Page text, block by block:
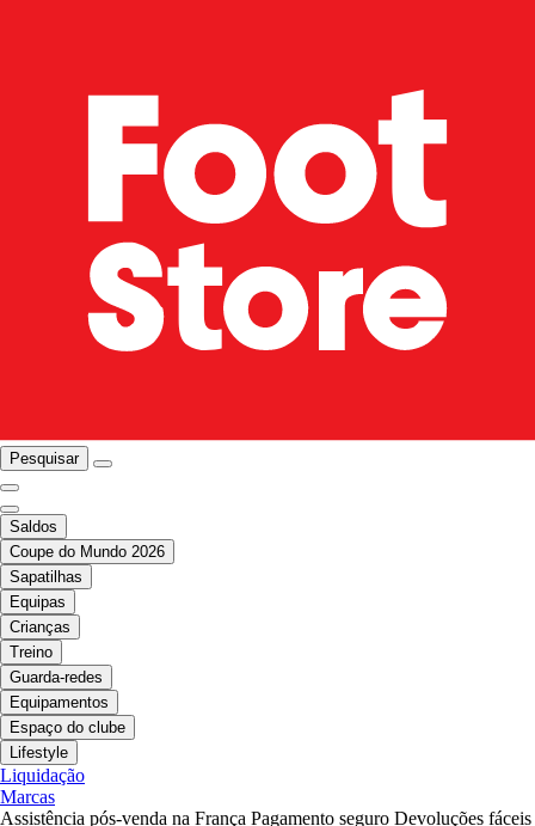
Pesquisar
Saldos
Coupe do Mundo 2026
Sapatilhas
Equipas
Crianças
Treino
Guarda-redes
Equipamentos
Espaço do clube
Lifestyle
Liquidação
Marcas
Assistência pós-venda na França Pagamento seguro Devoluções fáceis